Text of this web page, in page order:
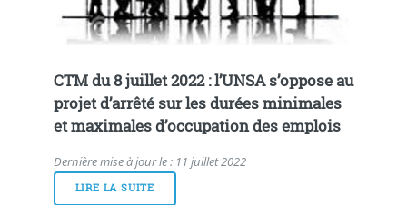
CTM du 8 juillet 2022 : l’UNSA s’oppose au
projet d’arrêté sur les durées minimales
et maximales d’occupation des emplois
Dernière mise à jour le : 11 juillet 2022
LIRE LA SUITE